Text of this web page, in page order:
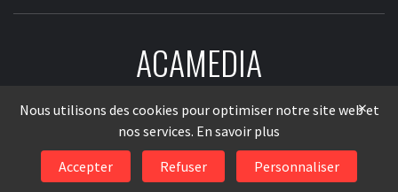
ACAMEDIA
LE MÉDIA DES ENTREPRISES
© 2026AcaMedia
×
Nous utilisons des cookies pour optimiser notre site web et
nos services. En savoir plus
Accepter
Refuser Personnaliser